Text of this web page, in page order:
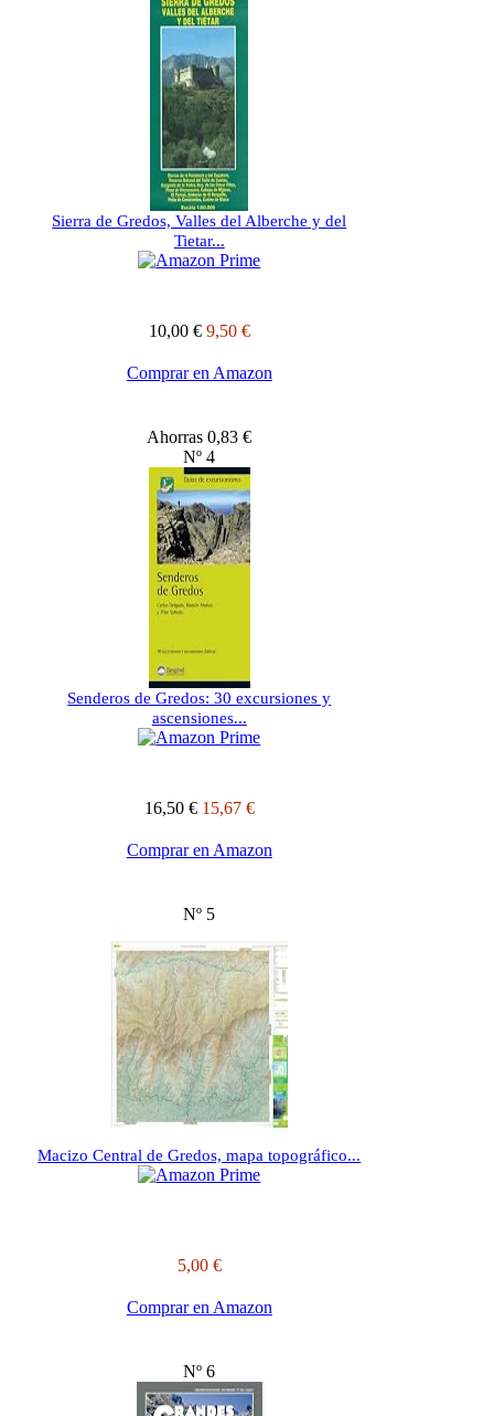
Sierra de Gredos, Valles del Alberche y del
Tietar...
10,00 € 9,50 €
Comprar en Amazon
Ahorras 0,83 €
Nº 4
Senderos de Gredos: 30 excursiones y
ascensiones...
16,50 € 15,67 €
Comprar en Amazon
Nº 5
Macizo Central de Gredos, mapa topográfico...
5,00 €
Comprar en Amazon
Nº 6